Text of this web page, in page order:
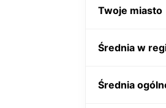
Twoje miasto
Średnia w
Średnia